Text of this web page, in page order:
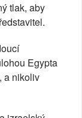
tlak, aby
Egypta
a nikoliv